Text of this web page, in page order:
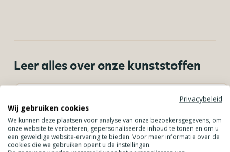
Leer alles over onze kunststoffen
Privacybeleid
Wij gebruiken cookies
We kunnen deze plaatsen voor analyse van onze bezoekersgegevens, om
onze website te verbeteren, gepersonaliseerde inhoud te tonen en om u
een geweldige website-ervaring te bieden. Voor meer informatie over de
cookies die we gebruiken opent u de instellingen.